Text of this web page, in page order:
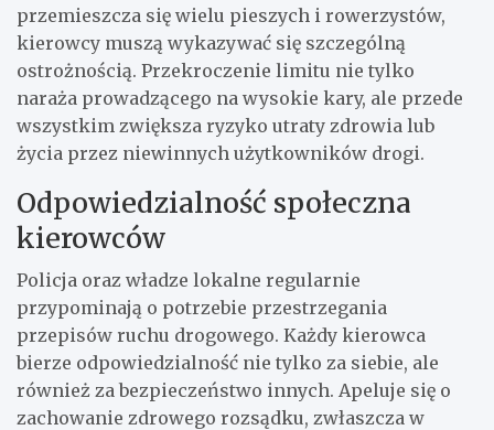
przemieszcza się wielu pieszych i rowerzystów,
kierowcy muszą wykazywać się szczególną
ostrożnością. Przekroczenie limitu nie tylko
naraża prowadzącego na wysokie kary, ale przede
wszystkim zwiększa ryzyko utraty zdrowia lub
życia przez niewinnych użytkowników drogi.
Odpowiedzialność społeczna
kierowców
Policja oraz władze lokalne regularnie
przypominają o potrzebie przestrzegania
przepisów ruchu drogowego. Każdy kierowca
bierze odpowiedzialność nie tylko za siebie, ale
również za bezpieczeństwo innych. Apeluje się o
zachowanie zdrowego rozsądku, zwłaszcza w